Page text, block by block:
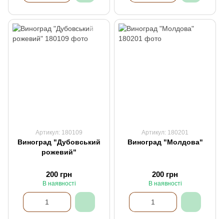
Артикул: 180109
Виноград "Дубовський
рожевий"
200 грн
В наявності
Артикул: 180201
Виноград "Молдова"
200 грн
В наявності